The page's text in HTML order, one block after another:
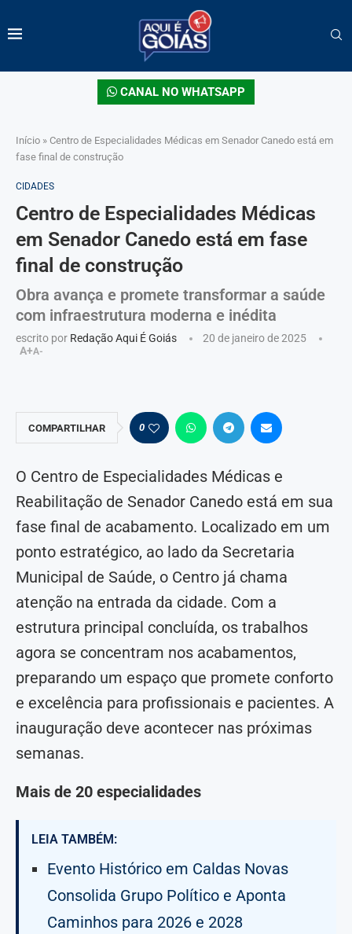
CANAL NO WHATSAPP
Início » Centro de Especialidades Médicas em Senador Canedo está em
fase final de construção
CIDADES
Centro de Especialidades Médicas
em Senador Canedo está em fase
final de construção
Obra avança e promete transformar a saúde
com infraestrutura moderna e inédita
escrito por Redação Aqui É Goiás
20 de janeiro de 2025
A+A-
COMPARTILHAR 0
O Centro de Especialidades Médicas e
Reabilitação de Senador Canedo está em sua
fase final de acabamento. Localizado em um
ponto estratégico, ao lado da Secretaria
Municipal de Saúde, o Centro já chama
atenção na entrada da cidade. Com a
estrutura principal concluída, os trabalhos
agora se concentram nos acabamentos,
preparando um espaço que promete conforto
e excelência para profissionais e pacientes. A
inauguração deve acontecer nas próximas
semanas.
Mais de 20 especialidades
LEIA TAMBÉM:
Evento Histórico em Caldas Novas
Consolida Grupo Político e Aponta
Caminhos para 2026 e 2028